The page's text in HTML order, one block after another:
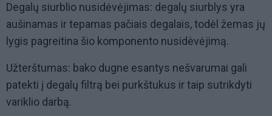
Degalų siurblio nusidėvėjimas: degalų siurblys yra
aušinamas ir tepamas pačiais degalais, todėl žemas jų
lygis pagreitina šio komponento nusidėvėjimą.
Užterštumas: bako dugne esantys nešvarumai gali
patekti į degalų filtrą bei purkštukus ir taip sutrikdyti
variklio darbą.